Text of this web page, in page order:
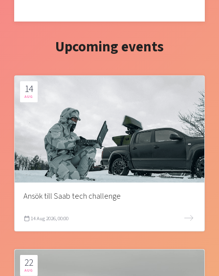
Upcoming events
14
AUG
Ansök till Saab tech challenge
14 Aug 2026, 00:00
22
AUG